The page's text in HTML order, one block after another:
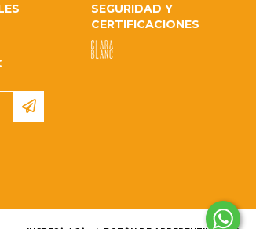
SEGURIDAD Y
CERTIFICACIONES